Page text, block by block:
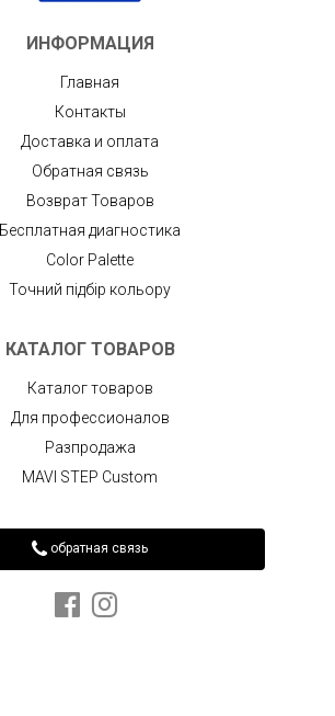
ИНФОРМАЦИЯ
Главная
Контакты
Доставка и оплата
Обратная связь
Возврат Товаров
Бесплатная диагностика
Color Palette
Точний підбір кольору
КАТАЛОГ ТОВАРОВ
Каталог товаров
Для профессионалов
Разпродажа
MAVI STEP Custom
обратная связь